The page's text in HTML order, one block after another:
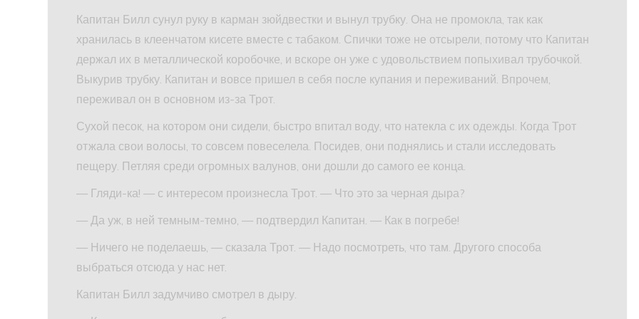
Капитан Билл сунул руку в карман зюйдвестки и вынул трубку. Она не промокла, так как
хранилась в клеенчатом кисете вместе с табаком. Спички тоже не отсырели, потому что Капитан
держал их в металлической коробочке, и вскоре он уже с удовольствием попыхивал трубочкой.
Выкурив трубку. Капитан и вовсе пришел в себя после купания и переживаний. Впрочем,
переживал он в основном из-за Трот.
Сухой песок, на котором они сидели, быстро впитал воду, что натекла с их одежды. Когда Трот
отжала свои волосы, то совсем повеселела. Посидев, они поднялись и стали исследовать
пещеру. Петляя среди огромных валунов, они дошли до самого ее конца.
— Гляди-ка! — с интересом произнесла Трот. — Что это за черная дыра?
— Да уж, в ней темным-темно, — подтвердил Капитан. — Как в погребе!
— Ничего не поделаешь, — сказала Трот. — Надо посмотреть, что там. Другого способа
выбраться отсюда у нас нет.
Капитан Билл задумчиво смотрел в дыру.